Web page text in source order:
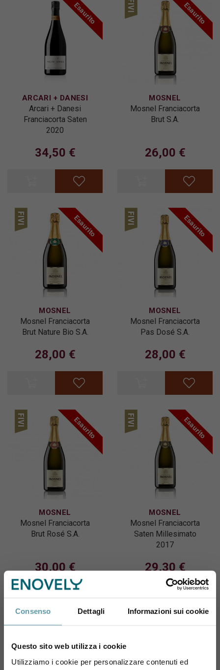
Consenso Dettagli Informazioni sui cookie
Questo sito web utilizza i cookie
Utilizziamo i cookie per personalizzare contenuti ed
Esaurito
ARCARI + DANESI
Arcari + Danesi
Franciacorta Saten
2020
34,50 €
Esaurito
MOSNEL
Mosnel Franciacorta
Brut S.A.
26,00 €
Esaurito
MOSNEL
Mosnel Franciacorta
Brut Nature Bio S.A.
28,00 €
Esaurito
MOSNEL
Mosnel Franciacorta
Pas Dosé S.A.
28,00 €
Esaurito
MOSNEL
Mosnel Franciacorta
Brut Rosé S.A.
30,00 €
Esaurito
MOSNEL
Mosnel Franciacorta
Saten Millesimato
2017
29,30 €
Esaurito